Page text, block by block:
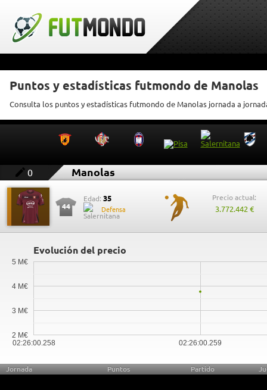
Puntos y estadísticas futmondo de Manolas
Consulta los puntos y estadísticas futmondo de Manolas jornada a
0 Manolas
44
Edad: 35
Defensa
Precio actual:
3.772.442 €
Evolución del precio
02:26:00.258 02:26:00.259
2 M€
3 M€
4 M€
5 M€
Jornada Puntos Partido